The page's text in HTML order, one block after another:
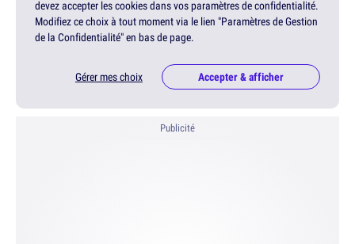
devez accepter les cookies dans vos paramètres de confidentialité.
Modifiez ce choix à tout moment via le lien "Paramètres de Gestion
de la Confidentialité" en bas de page.
Gérer mes choix Accepter & afficher
Publicité